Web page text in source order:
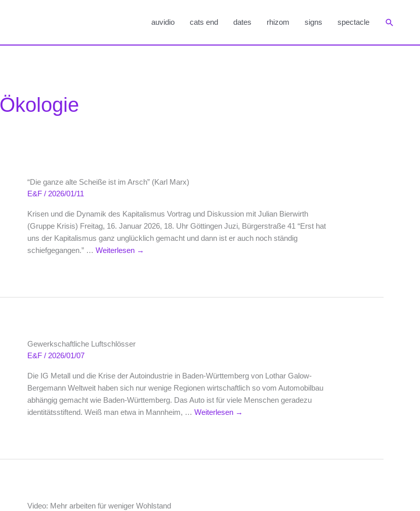
auvidio cats end dates rhizom signs spectacle Suchen
Ökologie
“Die ganze alte Scheiße ist im Arsch” (Karl Marx)
E&F/ 2026/01/11
Krisen und die Dynamik des Kapitalismus Vortrag und Diskussion mit Julian Bierwirth
(Gruppe Krisis) Freitag, 16. Januar 2026, 18. Uhr Göttingen Juzi, Bürgerstraße 41 “Erst hat
uns der Kapitalismus ganz unglücklich gemacht und dann ist er auch noch ständig
schiefgegangen.” …Weiterlesen →
Gewerkschaftliche Luftschlösser
E&F/ 2026/01/07
Die IG Metall und die Krise der Autoindustrie in Baden-Württemberg von Lothar Galow-
Bergemann Weltweit haben sich nur wenige Regionen wirtschaftlich so vom Automobilbau
abhängig gemacht wie Baden-Württemberg. Das Auto ist für viele Menschen geradezu
identitätsstiftend. Weiß man etwa in Mannheim, …Weiterlesen →
Video: Mehr arbeiten für weniger Wohlstand